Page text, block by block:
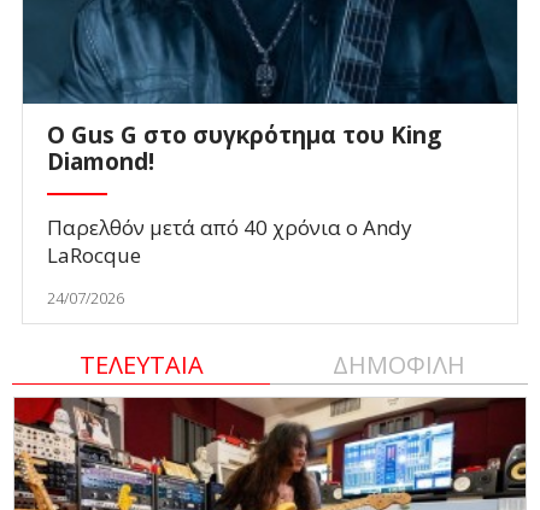
O Gus G στο συγκρότημα του King
Diamond!
Παρελθόν μετά από 40 χρόνια ο Andy
LaRocque
24/07/2026
ΤΕΛΕΥΤΑΙΑ ΔΗΜΟΦΙΛΗ